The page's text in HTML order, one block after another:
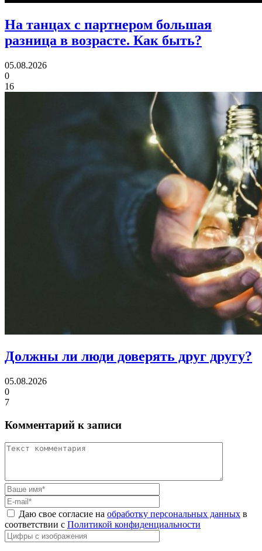
На танцах с партнером большая
разница в возрасте. Как быть?
05.08.2026
0
16
Должны ли люди доверять друг другу?
05.08.2026
0
7
Комментарий к записи
Даю свое согласие на обработку персональных данных в
соответствии с Политикой конфиденциальности